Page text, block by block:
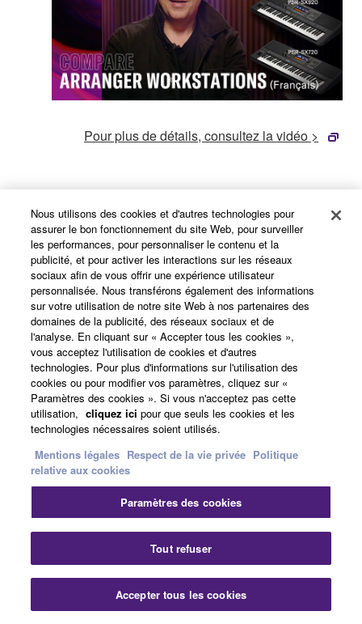
Pour plus de détails, consultez la vidéo >
Italiano / Italien
Vidéos d'aperçu
Cliquez sur « Regarder la vidéo pour plus de détails »
pour découvrir comment utiliser le PSR-SX et en savoir
plus sur les applications et les accessoires.
Nous utilisons des cookies et d'autres technologies pour
assurer le bon fonctionnement du site Web, pour surveiller
les performances, pour personnaliser le contenu et la
publicité, et pour activer les interactions sur les réseaux
sociaux afin de vous offrir une expérience utilisateur
personnalisée. Nous transférons également des informations
sur votre utilisation de notre site Web à nos partenaires des
domaines de la publicité, des réseaux sociaux et de
l'analyse. En cliquant sur « Accepter tous les cookies »,
vous acceptez l'utilisation de cookies et d'autres
technologies. Pour plus d'informations sur l'utilisation des
cookies ou pour modifier vos paramètres, cliquez sur «
Paramètres des cookies ». Si vous n'acceptez pas cette
utilisation, cliquez ici pour que seuls les cookies et les
technologies nécessaires soient utilisés.
Mentions légales Respect de la vie privée Politique
relative aux cookies
Paramètres des cookies
Tout refuser
Accepter tous les cookies